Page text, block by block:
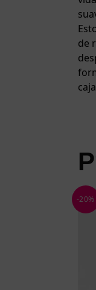
de
-20%